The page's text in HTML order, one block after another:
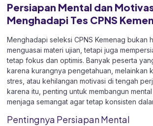
Persiapan Mental dan
Menghadapi Tes CPNS
Menghadapi seleksi CPNS Kemenag bukan
menguasai materi ujian, tetapi juga
tetap fokus dan optimis. Banyak peserta
karena kurangnya pengetahuan, melainkan
stres, atau kehilangan motivasi di tengah
karena itu, penting untuk membangun
menjaga semangat agar tetap konsisten
Pentingnya Persiapan Mental